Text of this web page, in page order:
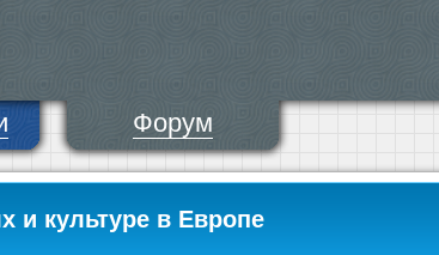
Форум
и культуре в Европе